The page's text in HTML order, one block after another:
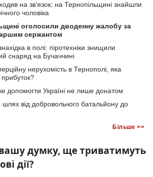
на зв’язок: на Тернопільщині знайшли
чоловіка
оголосили дводенну жалобу за
сержантом
в полі: піротехніки знищили
снаряд на Бучаччині
нерухомість в Тернополі, яка
допомогти Україні не лише донатом
шлях від добровольчого батальйону до
Більше >>
думку, ще триватимуть
дії?